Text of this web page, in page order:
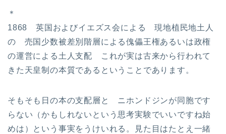
＊
1868 英国およびイエズス会による 現地植民地土人
の 売国少数被差別階層による傀儡王権あるいは政権
の運営による土人支配 これが実は古来から行われて
きた天皇制の本質であるということであります。
そもそも日の本の支配層と ニホンドジンが同胞です
らない（かもしれないという思考実験でいいですね始
めは）という事実をうけいれる。見た目はたとえ一緒